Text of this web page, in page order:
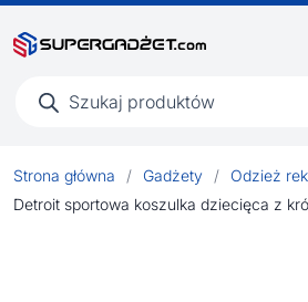
produktów
Strona główna / Gadżety / Odzież